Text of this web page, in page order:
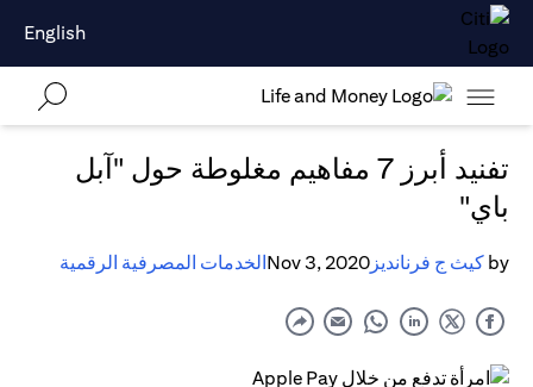
English
تفنيد أبرز 7 مفاهيم مغلوطة حول "آبل
باي"
by كيث ج فرنانديز Nov 3, 2020الخدمات المصرفية الرقمية